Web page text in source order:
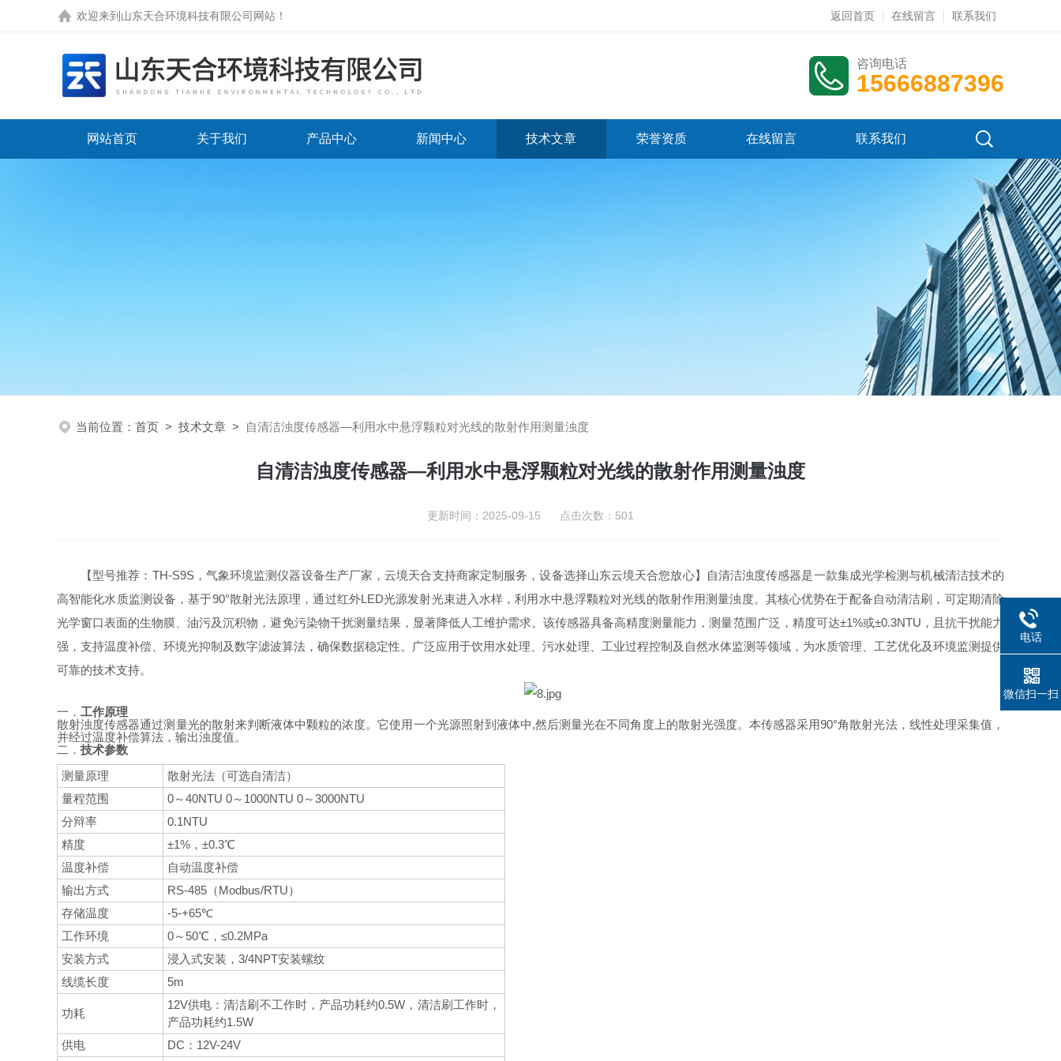
欢迎来到 山东天合环境科技有限公司网站 ！ 返回首页 在线留言 联系我们
咨询电话
15666887396
网站首页 关于我们 产品中心 新闻中心 技术文章 荣誉资质 在线留言 联系我们
当前位置： 首页 > 技术文章 > 自清洁浊度传感器—利用水中悬浮颗粒对光线的散射作用测量浊度
自清洁浊度传感器—利用水中悬浮颗粒对光线的散射作用测量浊度
更新时间：2025-09-15 点击次数：501
【型号推荐： TH-S9S，气象环境监测仪器设备生产厂家，云境天合支持商家定制服务，设备选择山东云境天合您放心】自清洁浊度传感器是一款集成光学检测与机械清洁技术的
高智能化水质监测设备，基于90°散射光法原理，通过红外LED光源发射光束进入水样，利用水中悬浮颗粒对光线的散射作用测量浊度。其核心优势在于配备自动清洁刷，可定期清除
光学窗口表面的生物膜、油污及沉积物，避免污染物干扰测量结果，显著降低人工维护需求。该传感器具备高精度测量能力，测量范围广泛，精度可达±1%或±0.3NTU，且抗干扰能力
强，支持温度补偿、环境光抑制及数字滤波算法，确保数据稳定性。广泛应用于饮用水处理、污水处理、工业过程控制及自然水体监测等领域，为水质管理、工艺优化及环境监测提供
可靠的技术支持。
一． 工作原理
散射浊度传感器通过测量光的散射来判断液体中颗粒的浓度。它使用一个光源照射到液体中,然后测量光在不同角度上的散射光强度。本传感器采用90°角散射光法，线性处理采集值，
并经过温度补偿算法，输出浊度值。
二． 技术参数
测量原理
散射光法（可选自清洁）
量程范围
0～40NTU 0～1000NTU 0～3000NTU
分辩率
0.1NTU
精度
±1%，±0.3℃
温度补偿
自动温度补偿
输出方式
RS-485（Modbus/RTU）
存储温度
-5-+65℃
工作环境
0～50℃，≤0.2MPa
安装方式
浸入式安装，3/4NPT安装螺纹
线缆长度
5m
功耗
12V供电：清洁刷不工作时，产品功耗约0.5W，清洁刷工作时，
产品功耗约1.5W
供电
DC：12V-24V
电话
微信扫一扫